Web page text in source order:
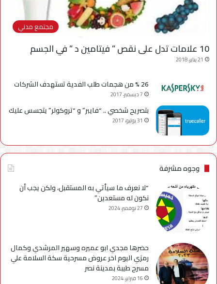
مجتمع مدني
10 علامات تدل على نقص ” فيتامين د ” في الجسم
21 يناير، 2018
26 % من هجمات طلب الفدية تستهدف الشركات
7 ديسمبر، 2017
بتصريح شخصي .. “فايبر” و “تروكولر” يتجسس عليك
31 يوليو، 2017
وجوه مشرفة
“لا نعرف ما سيأتي به المستقبل، ولكن يجب أن
نكون له مستعدين”
27 نوفمبر، 2024
حضرها مجدي ابو عميره وسهير المرشدي وكمال
رمزي اليوم اخر عروض مسرحية سكة السلامة علي
مسرح طيبة بمدينة نصر
16 فبراير، 2024